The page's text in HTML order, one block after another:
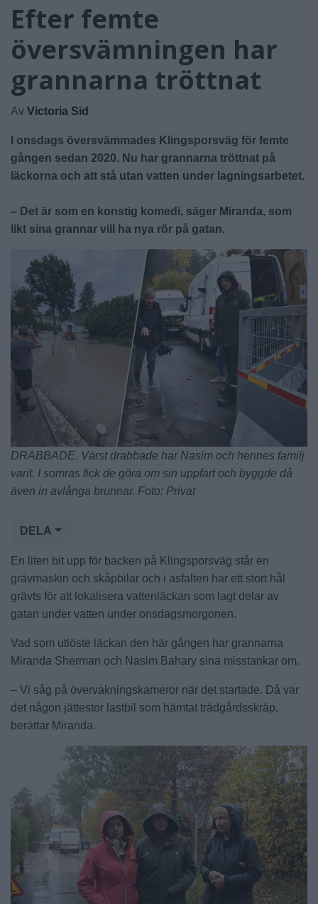
Efter femte
översvämningen har
grannarna tröttnat
Av Victoria Sid
I onsdags översvämmades Klingsporsväg för femte
gången sedan 2020. Nu har grannarna tröttnat på
läckorna och att stå utan vatten under lagningsarbetet.
– Det är som en konstig komedi, säger Miranda, som
likt sina grannar vill ha nya rör på gatan.
DRABBADE. Värst drabbade har Nasim och hennes familj
varit. I somras fick de göra om sin uppfart och byggde då
även in avlånga brunnar. Foto: Privat
DELA
En liten bit upp för backen på Klingsporsväg står en
grävmaskin och skåpbilar och i asfalten har ett stort hål
grävts för att lokalisera vattenläckan som lagt delar av
gatan under vatten under onsdagsmorgonen.
Vad som utlöste läckan den här gången har grannarna
Miranda Sherman och Nasim Bahary sina misstankar om.
– Vi såg på övervakningskameror när det startade. Då var
det någon jättestor lastbil som hämtat trädgårdsskräp,
berättar Miranda.